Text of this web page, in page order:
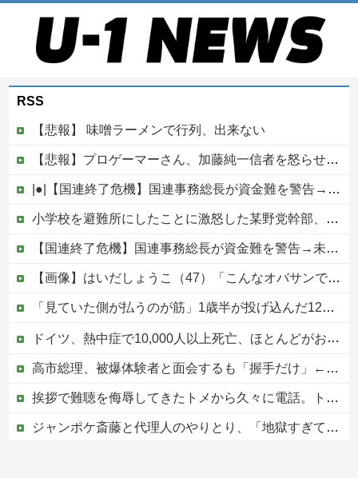
RSS
【悲報】 味噌ラーメンで行列、出来ない
【悲報】プロゲーマーさん、加藤純一信者を怒らせてしまった結果、好き嫌い5位にwwwwwwww
|●|【国連終了危機】国連事務総長が資金難を警告→未払い額を見た世界3位負担の日本側から厳しい声→では誰が払っていないのか言え
小学校を避難所にしたことに激怒した某野党幹部、僅か3文字で論破される偉業を達成してしまい……
【国連終了危機】国連事務総長が資金難を警告→未払い額を見た世界3位負担の日本側から厳しい声→では誰が払っていないのか言え他
【画像】はいだしょうこ（47）「こんなオバサンでいいの…？」
「見ていた側が払うのが筋」1歳半が投げ込んだ12万円のスマホ、半額提示した母親は冷たい？
ドイツ、熱中症で10,000人以上死亡、ほとんどがお前らと同年代で若者は元気
高市総理、被爆体験者と面会するも「握手だけ」←何のために会うんだよ…
挨拶で難聴を侮辱してきたトメから久々に電話。トメ「私は元気よ！」私「でもお義父さんから…」トメの『痔』に効く温泉を紹介してあげたら大発狂した←お義父さんノリノリで温泉行ってて草
ジャンポケ斎藤と代理人のやりとり、「地獄すぎて完全にコントになってる……」と衝撃を受ける人が続出中